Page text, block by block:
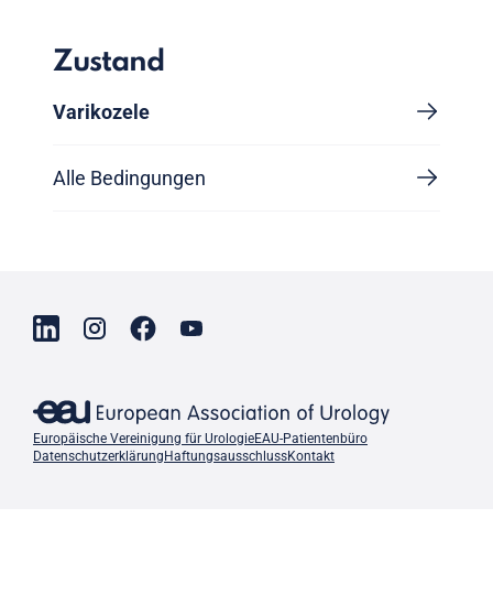
Zustand
Varikozele
Alle Bedingungen
Europäische Vereinigung für UrologieEAU-Patientenbüro
Datenschutzerklärung HaftungsausschlussKontakt